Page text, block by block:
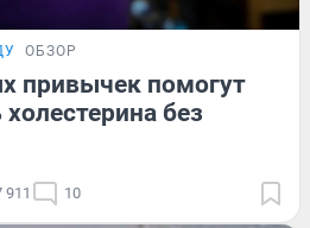
ОБЗОР
привычек помогут
без
911 10